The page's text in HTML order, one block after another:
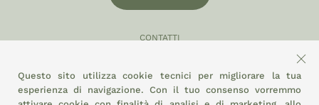
CONTATTI
info@eltamiso.it
Questo sito utilizza cookie tecnici per migliorare la tua
esperienza di navigazione. Con il tuo consenso vorremmo